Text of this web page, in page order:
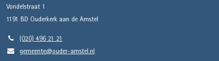
Vondelstraat 1
1191 BD Ouderkerk aan de Amstel
(020) 496 21 21
gemeente@ouder-amstel.nl